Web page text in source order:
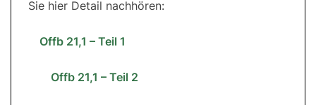
Sie hier Detail nachhören:
Offb 21,1 – Teil 1
Offb 21,1 – Teil 2